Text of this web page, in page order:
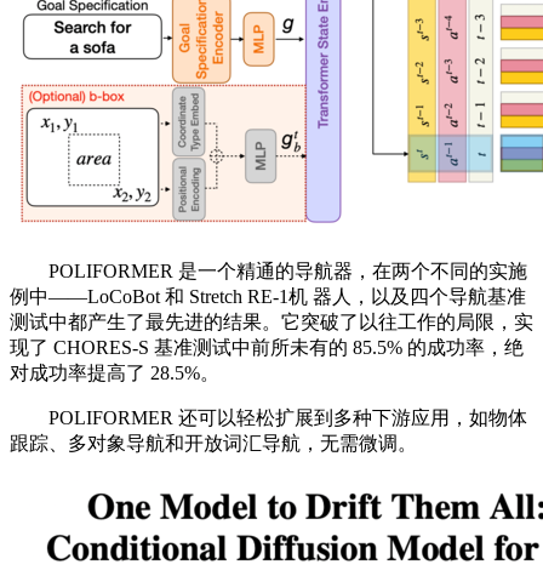
POLIFORMER 是一个精通的导航器，在两个不同的实施
例中——LoCoBot 和 Stretch RE-1机 器人，以及四个导航基准
测试中都产生了最先进的结果。它突破了以往工作的局限，实
现了 CHORES-S 基准测试中前所未有的 85.5% 的成功率，绝
对成功率提高了 28.5%。
POLIFORMER 还可以轻松扩展到多种下游应用，如物体
跟踪、多对象导航和开放词汇导航，无需微调。